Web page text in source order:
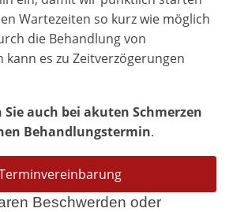
Wartezeiten so kurz wie möglich
die Behandlung von
kann es zu Zeitverzögerungen
auch bei akuten Schmerzen
Behandlungstermin.
Beschwerden oder